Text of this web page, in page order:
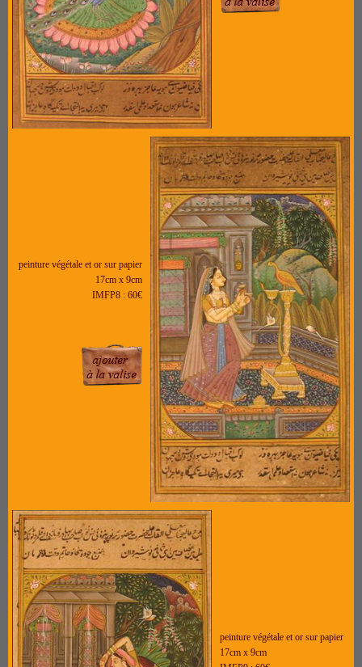
peinture végétale et or sur papier
17cm x 9cm
IMFP8 : 60€
peinture végétale et or sur papier
17cm x 9cm